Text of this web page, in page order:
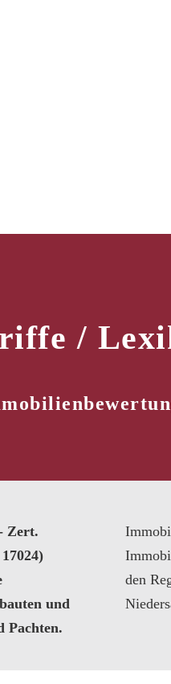
/
Zert.
und
Pachten.
den